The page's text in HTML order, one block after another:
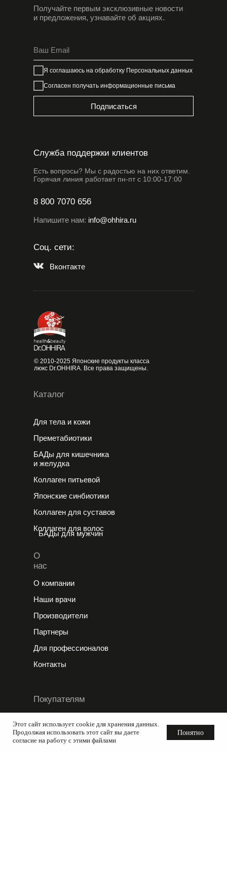
Этот сайт использует cookie для хранения данных.
Продолжая использовать этот сайт вы даете
согласие на работу с этими файлами
Понятно
Каталог
О
нас
Покупателям
Для тела и кожи
© 2010-2025 Японские продукты класса
люкс Dr.OHHIRA. Все права защищены.
О компании
Доставка
Преметабиотики
Наши врачи
Оплата
БАДы для кишечника
и желудка
Производители
Коллаген питьевой
Партнеры
Для профессионалов
Контакты
Японские cинбиотики
Коллаген для суставов
Коллаген для волос
БАДы для мужчин
Получайте первым эксклюзивные новости
и предложения, узнавайте об акциях.
Служба поддержки клиентов
Соц. сети:
Вконтакте
8 800 7070 656
Напишите нам: info@ohhira.ru
Есть вопросы? Мы с радостью на них ответим.
Горячая линия работает пн-пт с 10:00-17:00
Я соглашаюсь на обработку Персональных данных
Согласен получать информационные письма
Подписаться